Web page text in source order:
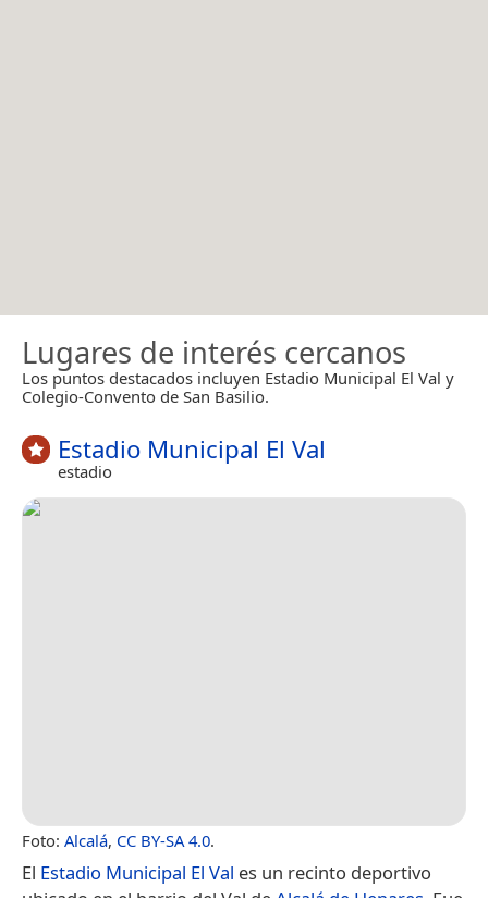
Lugares de interés cercanos
Los puntos destacados incluyen Estadio Municipal El Val y
Colegio-Convento de San Basilio.
Estadio Municipal El Val
estadio
Foto: Alcalá, CC BY-SA 4.0.
El Estadio Municipal El Val es un recinto deportivo